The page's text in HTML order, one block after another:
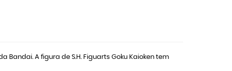
Bandai. A figura de S.H. Figuarts Goku Kaioken tem